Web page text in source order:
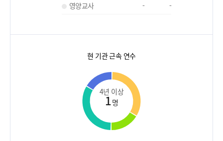
영양교사
- -
현 기관 근속 연수
4년 이상
1명